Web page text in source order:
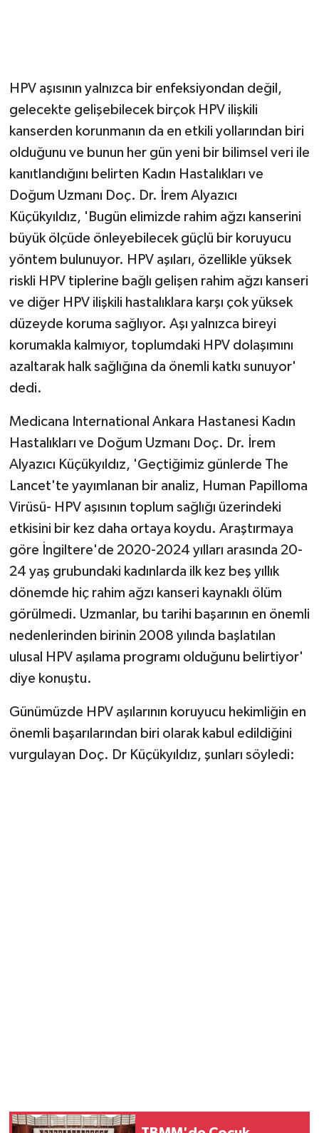
HPV aşısının yalnızca bir enfeksiyondan değil,
gelecekte gelişebilecek birçok HPV ilişkili
kanserden korunmanın da en etkili yollarından biri
olduğunu ve bunun her gün yeni bir bilimsel veri ile
kanıtlandığını belirten Kadın Hastalıkları ve
Doğum Uzmanı Doç. Dr. İrem Alyazıcı
Küçükyıldız, 'Bugün elimizde rahim ağzı kanserini
büyük ölçüde önleyebilecek güçlü bir koruyucu
yöntem bulunuyor. HPV aşıları, özellikle yüksek
riskli HPV tiplerine bağlı gelişen rahim ağzı kanseri
ve diğer HPV ilişkili hastalıklara karşı çok yüksek
düzeyde koruma sağlıyor. Aşı yalnızca bireyi
korumakla kalmıyor, toplumdaki HPV dolaşımını
azaltarak halk sağlığına da önemli katkı sunuyor'
dedi.
Medicana International Ankara Hastanesi Kadın
Hastalıkları ve Doğum Uzmanı Doç. Dr. İrem
Alyazıcı Küçükyıldız, 'Geçtiğimiz günlerde The
Lancet'te yayımlanan bir analiz, Human Papilloma
Virüsü- HPV aşısının toplum sağlığı üzerindeki
etkisini bir kez daha ortaya koydu. Araştırmaya
göre İngiltere'de 2020-2024 yılları arasında 20-
24 yaş grubundaki kadınlarda ilk kez beş yıllık
dönemde hiç rahim ağzı kanseri kaynaklı ölüm
görülmedi. Uzmanlar, bu tarihi başarının en önemli
nedenlerinden birinin 2008 yılında başlatılan
ulusal HPV aşılama programı olduğunu belirtiyor'
diye konuştu.
Günümüzde HPV aşılarının koruyucu hekimliğin en
önemli başarılarından biri olarak kabul edildiğini
vurgulayan Doç. Dr Küçükyıldız, şunları söyledi:
Sonsöz Özel
Vasıta
Yaşam